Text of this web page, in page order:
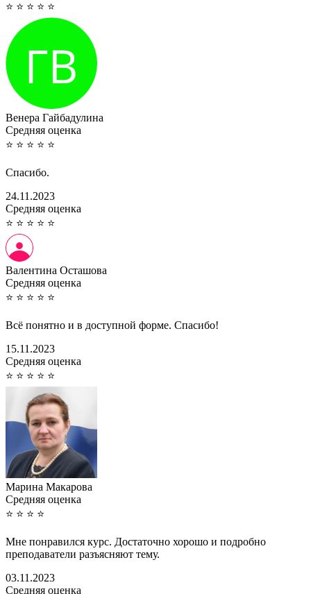
⭐ ⭐ ⭐ ⭐ ⭐
Венера Гайбадулина
Cредняя оценка
⭐ ⭐ ⭐ ⭐ ⭐
Спасибо.
24.11.2023
Cредняя оценка
⭐ ⭐ ⭐ ⭐ ⭐
Валентина Осташова
Cредняя оценка
⭐ ⭐ ⭐ ⭐ ⭐
Всё понятно и в доступной форме. Спасибо!
15.11.2023
Cредняя оценка
⭐ ⭐ ⭐ ⭐ ⭐
Марина Макарова
Cредняя оценка
⭐ ⭐ ⭐ ⭐
Мне понравился курс. Достаточно хорошо и подробно
преподаватели разъясняют тему.
03.11.2023
Cредняя оценка